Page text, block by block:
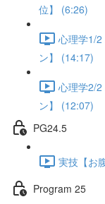
位】 (6:26)
心理学1/2
ン】 (14:17)
心理学2/2
ン】 (12:07)
PG24.5
実技【お
Program 25